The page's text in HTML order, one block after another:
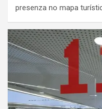
presenza no mapa